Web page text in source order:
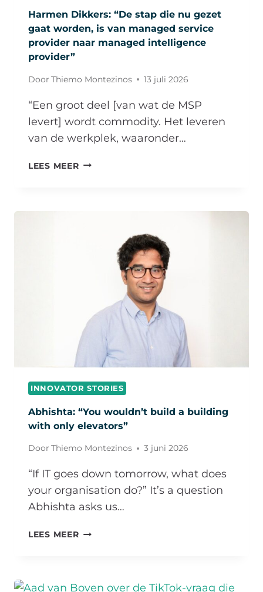
Harmen Dikkers: “De stap die nu gezet
gaat worden, is van managed service
provider naar managed intelligence
provider”
Door Thiemo Montezinos 13 juli 2026
​“Een groot deel [van wat de MSP
levert] wordt commodity. Het leveren
van de werkplek, waaronder…
LEES MEERHARMEN
WORDEN,
MANAGED
SERVICE
PROVIDER
MANAGED
INTELLIGENCE
PROVIDER”
INNOVATOR STORIES
Abhishta: “You wouldn’t build a building
with only elevators”
Door Thiemo Montezinos 3 juni 2026
​“If IT goes down tomorrow, what does
your organisation do?” It’s a question
Abhishta asks us…
LEES MEERABHISHTA:
A